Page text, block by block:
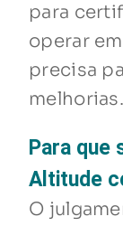
para
operar
precisa
melhorias.
Para que
Altitude
O